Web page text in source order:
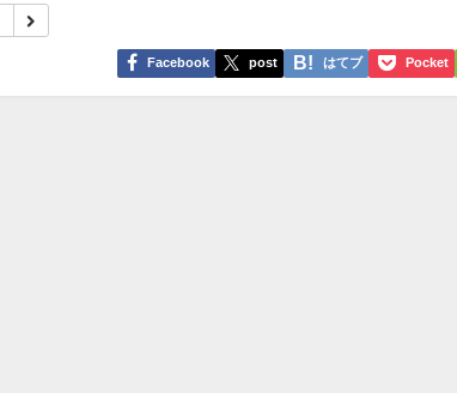
Facebook post はてブ Pocket